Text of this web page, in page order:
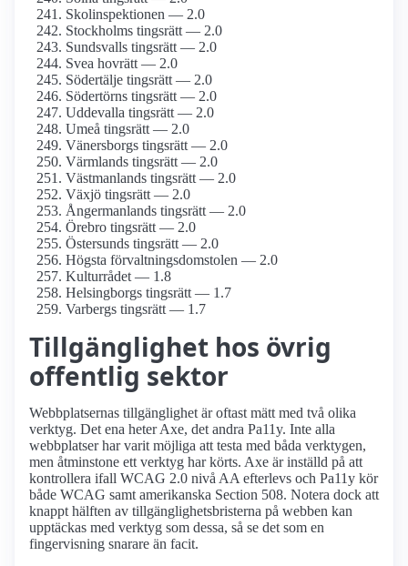
Skol­inspektionen — 2.0
Stockholms tingsrätt — 2.0
Sundsvalls tingsrätt — 2.0
Svea hovrätt — 2.0
Södertälje tingsrätt — 2.0
Södertörns tingsrätt — 2.0
Uddevalla tingsrätt — 2.0
Umeå tingsrätt — 2.0
Vänersborgs tingsrätt — 2.0
Värmlands tingsrätt — 2.0
Västmanlands tingsrätt — 2.0
Växjö tingsrätt — 2.0
Ångerman­lands tingsrätt — 2.0
Örebro tingsrätt — 2.0
Östersunds tingsrätt — 2.0
Högsta förvaltnings­domstolen — 2.0
Kulturrådet — 1.8
Helsingborgs tingsrätt — 1.7
Varbergs tingsrätt — 1.7
Tillgänglighet hos övrig
offentlig sektor
Webbplatsernas tillgänglighet är oftast mätt med två olika
verktyg. Det ena heter Axe, det andra Pa11y. Inte alla
webbplatser har varit möjliga att testa med båda verktygen,
men åtminstone ett verktyg har körts. Axe är inställd på att
kontrollera ifall WCAG 2.0 nivå AA efterlevs och Pa11y kör
både WCAG samt amerikanska Section 508. Notera dock att
knappt hälften av tillgänglighetsbristerna på webben kan
upptäckas med verktyg som dessa, så se det som en
fingervisning snarare än facit.